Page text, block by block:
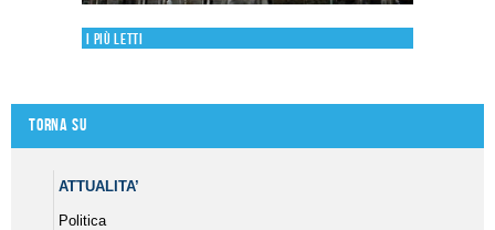
I più letti
Torna su
ATTUALITA’
Politica